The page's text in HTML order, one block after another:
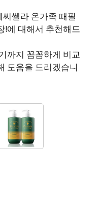
쎌라 온가족 때필
!에 대해서 추천해드
까지 꼼꼼하게 비교
도움을 드리겠습니